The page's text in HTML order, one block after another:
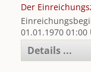
Der
01.01.1970
Details ...